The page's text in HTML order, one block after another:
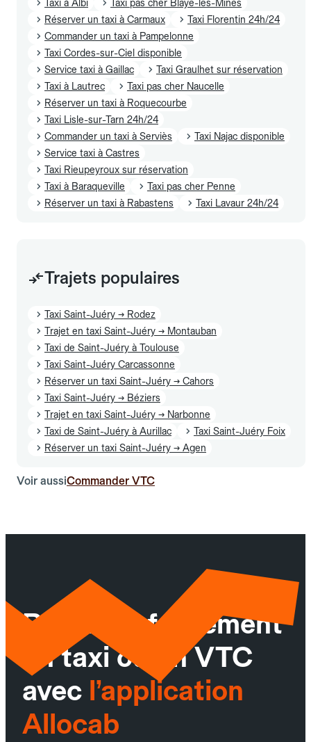
Taxi à Albi
Taxi pas cher Blaye-les-Mines
Réserver un taxi à Carmaux
Taxi Florentin 24h/24
Commander un taxi à Pampelonne
Taxi Cordes-sur-Ciel disponible
Service taxi à Gaillac
Taxi Graulhet sur réservation
Taxi à Lautrec
Taxi pas cher Naucelle
Réserver un taxi à Roquecourbe
Taxi Lisle-sur-Tarn 24h/24
Commander un taxi à Serviès
Taxi Najac disponible
Service taxi à Castres
Taxi Rieupeyroux sur réservation
Taxi à Baraqueville
Taxi pas cher Penne
Réserver un taxi à Rabastens
Taxi Lavaur 24h/24
Trajets populaires
Taxi Saint-Juéry → Rodez
Trajet en taxi Saint-Juéry → Montauban
Taxi de Saint-Juéry à Toulouse
Taxi Saint-Juéry Carcassonne
Réserver un taxi Saint-Juéry → Cahors
Taxi Saint-Juéry → Béziers
Trajet en taxi Saint-Juéry → Narbonne
Taxi de Saint-Juéry à Aurillac
Taxi Saint-Juéry Foix
Réserver un taxi Saint-Juéry → Agen
Voir aussiCommander VTC
Réservez facilement
un taxi ou un VTC
avec l’application
Allocab